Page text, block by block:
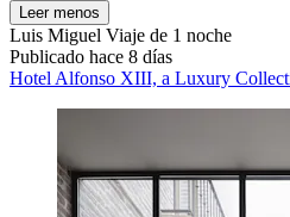
Leer menos
Luis Miguel Viaje de 1 noche
Publicado hace 8 días
Hotel Alfonso XIII, a Luxury